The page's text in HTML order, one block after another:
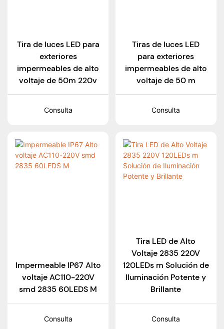
Tira de luces LED para
exteriores
impermeables de alto
voltaje de 50m 220v
Consulta
Tiras de luces LED
para exteriores
impermeables de alto
voltaje de 50 m
Consulta
Impermeable IP67 Alto
voltaje AC110-220V
smd 2835 60LEDS M
Consulta
Tira LED de Alto
Voltaje 2835 220V
120LEDs m Solución de
Iluminación Potente y
Brillante
Consulta